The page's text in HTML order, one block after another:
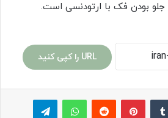
جلو بودن فک با ارتودنسی است.
URL را کپی کنید
‫تامبلر پینترست‫رددیت واتس آپ تلگرام